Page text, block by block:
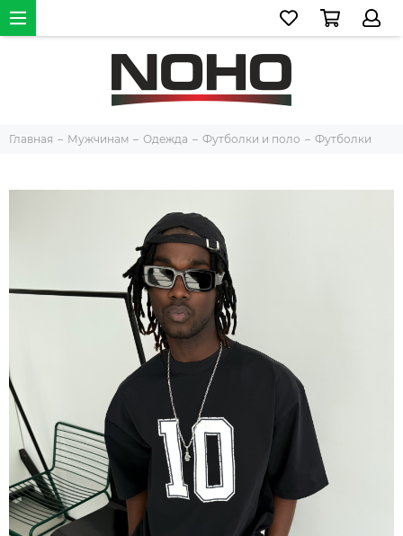
Главная Мужчинам Одежда Футболки и поло Футболки